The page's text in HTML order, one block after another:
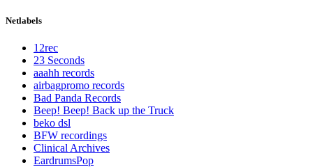
Netlabels
12rec
23 Seconds
aaahh records
airbagpromo records
Bad Panda Records
Beep! Beep! Back up the Truck
beko dsl
BFW recordings
Clinical Archives
EardrumsPop